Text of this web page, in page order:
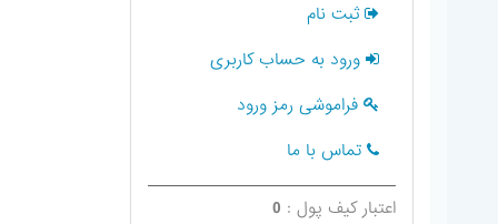
ثبت نام
ورود به حساب کاربری
فراموشی رمز ورود
تماس با ما
اعتبار کیف پول : 0